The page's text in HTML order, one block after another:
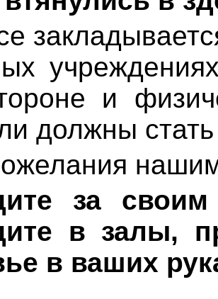
и
должны
за своим
в залы,
в ваших